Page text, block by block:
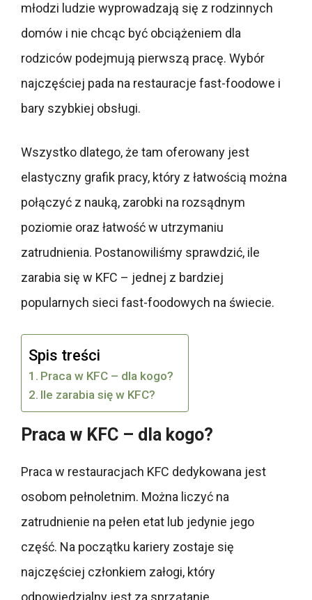
młodzi ludzie wyprowadzają się z rodzinnych
domów i nie chcąc być obciążeniem dla
rodziców podejmują pierwszą pracę. Wybór
najczęściej pada na restauracje fast-foodowe i
bary szybkiej obsługi.
Wszystko dlatego, że tam oferowany jest
elastyczny grafik pracy, który z łatwością można
połączyć z nauką, zarobki na rozsądnym
poziomie oraz łatwość w utrzymaniu
zatrudnienia. Postanowiliśmy sprawdzić, ile
zarabia się w KFC – jednej z bardziej
popularnych sieci fast-foodowych na świecie.
Spis treści
Praca w KFC – dla kogo?
Ile zarabia się w KFC?
Praca w KFC – dla kogo?
Praca w restauracjach KFC dedykowana jest
osobom pełnoletnim. Można liczyć na
zatrudnienie na pełen etat lub jedynie jego
część. Na początku kariery zostaje się
najczęściej członkiem załogi, który
odpowiedzialny jest za sprzątanie,